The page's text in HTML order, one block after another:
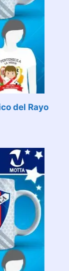
del Rayo